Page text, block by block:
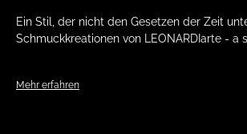
Ein Stil, der nicht den Gesetzen der Zeit
Schmuckkreationen von LEONARDIarte - a
Mehr erfahren